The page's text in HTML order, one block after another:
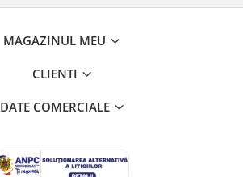
MAGAZINUL MEU
CLIENTI
DATE COMERCIALE